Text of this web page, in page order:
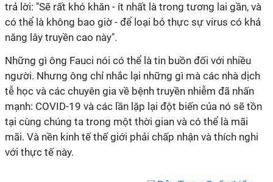
trả lời: "Sẽ rất khó khăn - ít nhất là trong tương lai gần, và
có thể là không bao giờ - để loại bỏ thực sự virus có khả
năng lây truyền cao này".
Những gì ông Fauci nói có thể là tin buồn đối với nhiều
người. Nhưng ông chỉ nhắc lại những gì mà các nhà dịch
tễ học và các chuyên gia về bệnh truyền nhiễm đã nhấn
mạnh: COVID-19 và các lần lặp lại đột biến của nó sẽ tồn
tại cùng chúng ta trong một thời gian và có thể là mãi
mãi. Và nền kinh tế thế giới phải chấp nhận và thích nghi
với thực tế này.